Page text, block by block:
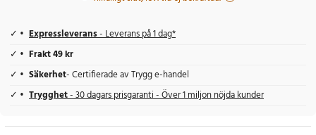
Expressleverans- Leverans på 1 dag*
Frakt 49 kr
Säkerhet- Certifierade av Trygg e-handel
Trygghet- 30 dagars prisgaranti - Över 1 miljon nöjda kunder